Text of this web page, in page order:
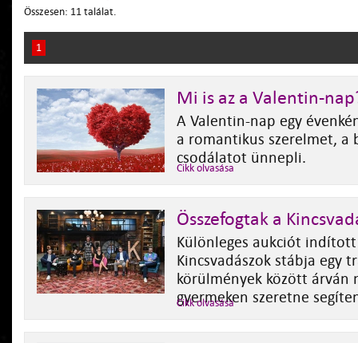
Összesen: 11 találat.
1
Mi is az a Valentin-
A Valentin-nap egy
a romantikus szerelmet, a
csodálatot ünnepli.
Cikk olvasása
Összefogtak a
Különleges aukciót
Kincsvadászok stábja egy
körülmények között árván
gyermeken szeretne
Cikk olvasása